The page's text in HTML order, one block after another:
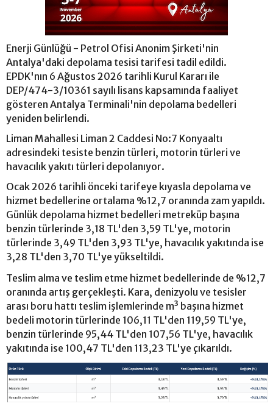
Enerji Günlüğü - Petrol Ofisi Anonim Şirketi'nin
Antalya'daki depolama tesisi tarifesi tadil edildi.
EPDK'nın 6 Ağustos 2026 tarihli Kurul Kararı ile
DEP/474-3/10361 sayılı lisans kapsamında faaliyet
gösteren Antalya Terminali'nin depolama bedelleri
yeniden belirlendi.
Liman Mahallesi Liman 2 Caddesi No:7 Konyaaltı
adresindeki tesiste benzin türleri, motorin türleri ve
havacılık yakıtı türleri depolanıyor.
Ocak 2026 tarihli önceki tarifeye kıyasla depolama ve
hizmet bedellerine ortalama %12,7 oranında zam yapıldı.
Günlük depolama hizmet bedelleri metreküp başına
benzin türlerinde 3,18 TL'den 3,59 TL'ye, motorin
türlerinde 3,49 TL'den 3,93 TL'ye, havacılık yakıtında ise
3,28 TL'den 3,70 TL'ye yükseltildi.
Teslim alma ve teslim etme hizmet bedellerinde de %12,7
oranında artış gerçekleşti. Kara, denizyolu ve tesisler
arası boru hattı teslim işlemlerinde m³ başına hizmet
bedeli motorin türlerinde 106,11 TL'den 119,59 TL'ye,
benzin türlerinde 95,44 TL'den 107,56 TL'ye, havacılık
yakıtında ise 100,47 TL'den 113,23 TL'ye çıkarıldı.